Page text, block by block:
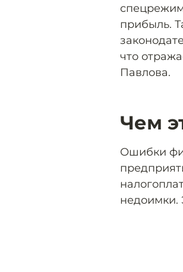
прибыль.
что
Павлова.
Чем
Ошибки
недоимки.